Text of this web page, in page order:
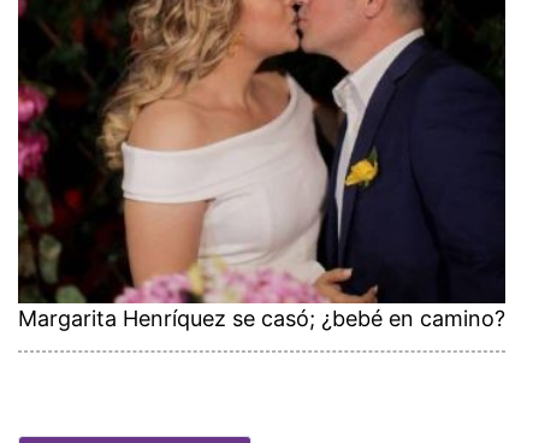
Margarita Henríquez se casó; ¿bebé en camino?